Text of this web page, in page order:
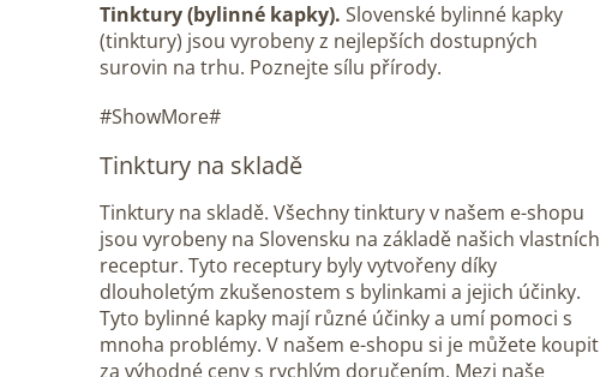
Tinktury (bylinné kapky). Slovenské bylinné kapky
(tinktury) jsou vyrobeny z nejlepších dostupných
surovin na trhu. Poznejte sílu přírody.
#ShowMore#
Tinktury na skladě
Tinktury na skladě. Všechny tinktury v našem e-shopu
jsou vyrobeny na Slovensku na základě našich vlastních
receptur. Tyto receptury byly vytvořeny díky
dlouholetým zkušenostem s bylinkami a jejich účinky.
Tyto bylinné kapky mají různé účinky a umí pomoci s
mnoha problémy. V našem e-shopu si je můžete koupit
za výhodné ceny s rychlým doručením. Mezi naše